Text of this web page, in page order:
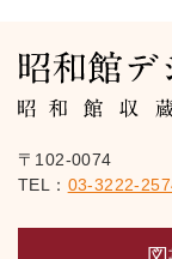
〒102-0074
TEL： 03-3222-